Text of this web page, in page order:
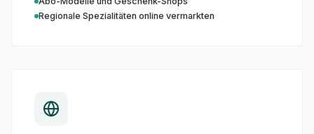
Regionale Spezialitäten online vermarkten